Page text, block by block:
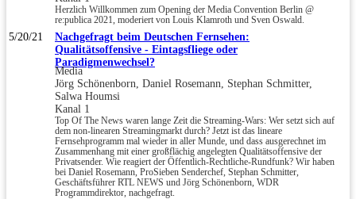
Herzlich Willkommen zum Opening der Media Convention Berlin @
re:publica 2021, moderiert von Louis Klamroth und Sven Oswald.
5/20/21
Nachgefragt beim Deutschen Fernsehen:
Qualitätsoffensive - Eintagsfliege oder
Paradigmenwechsel?
Media
Jörg Schönenborn, Daniel Rosemann, Stephan Schmitter,
Salwa Houmsi
Kanal 1
Top Of The News waren lange Zeit die Streaming-Wars: Wer setzt sich auf
dem non-linearen Streamingmarkt durch? Jetzt ist das lineare
Fernsehprogramm mal wieder in aller Munde, und dass ausgerechnet im
Zusammenhang mit einer großflächig angelegten Qualitätsoffensive der
Privatsender. Wie reagiert der Öffentlich-Rechtliche-Rundfunk? Wir haben
bei Daniel Rosemann, ProSieben Senderchef, Stephan Schmitter,
Geschäftsführer RTL NEWS und Jörg Schönenborn, WDR
Programmdirektor, nachgefragt.